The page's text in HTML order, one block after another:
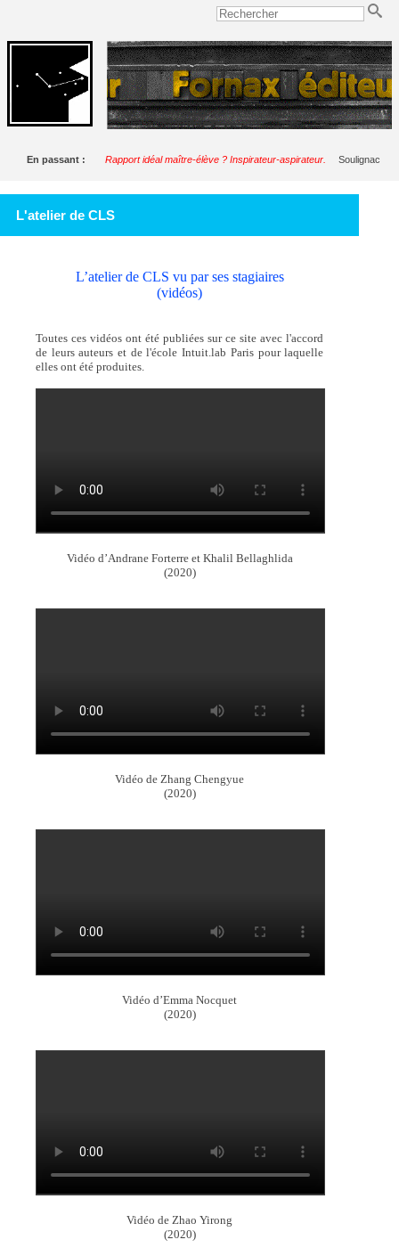
En passant : Rapport idéal maître-élève ? Inspirateur-aspirateur. Soulignac
L'atelier de CLS
L’atelier de CLS vu par ses stagiaires
(vidéos)
Toutes ces vidéos ont été publiées sur ce site avec l'accord
de leurs auteurs et de l'école Intuit.lab Paris pour laquelle
elles ont été produites.
Vidéo d’Andrane Forterre et Khalil Bellaghlida
(2020)
Vidéo de Zhang Chengyue
(2020)
Vidéo d’Emma Nocquet
(2020)
Vidéo de Zhao Yirong
(2020)